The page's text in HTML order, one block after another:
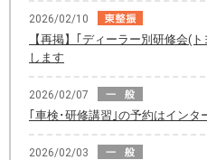
2026/02/10
【再掲】｢ディーラー別研修会(
します
2026/02/07
｢車検･研修講習｣の予約はインタ
2026/02/03